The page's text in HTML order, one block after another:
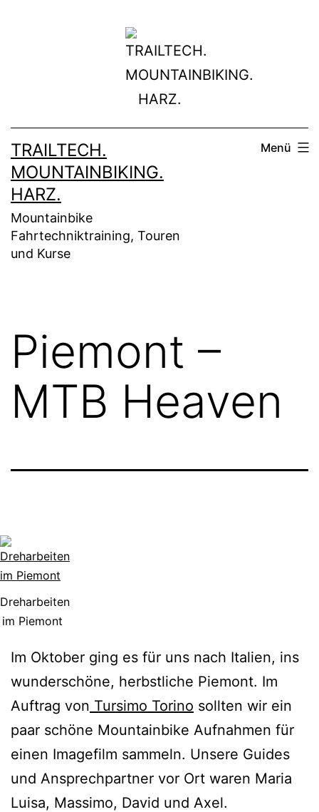
TRAILTECH.
MOUNTAINBIKING.
HARZ.
Mountainbike
Fahrtechniktraining, Touren
und Kurse
Menü
Piemont –
MTB Heaven
Dreharbeiten
im Piemont
Im Oktober ging es für uns nach Italien, ins
wunderschöne, herbstliche Piemont. Im
Auftrag von Tursimo Torino sollten wir ein
paar schöne Mountainbike Aufnahmen für
einen Imagefilm sammeln. Unsere Guides
und Ansprechpartner vor Ort waren Maria
Luisa, Massimo, David und Axel.